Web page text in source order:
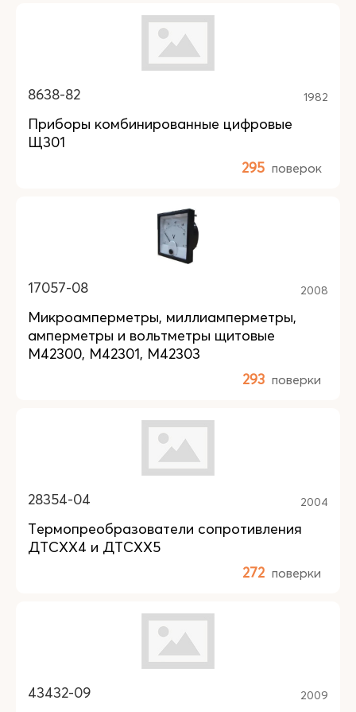
8638-82 1982
Приборы комбинированные цифровые
Щ301
295 поверок
17057-08 2008
Микроамперметры, миллиамперметры,
амперметры и вольтметры щитовые
М42300, М42301, М42303
293 поверки
28354-04 2004
Термопреобразователи сопротивления
ДТСХХ4 и ДТСХХ5
272 поверки
43432-09 2009